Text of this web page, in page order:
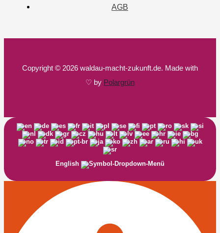
AGB
Copyright © 2026 waldau-macht-zukunft.de. Made with
♡ by Polargrün
English